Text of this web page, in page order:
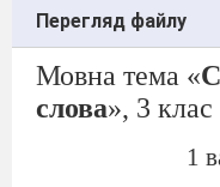
Перегляд файлу
Мовна тема «
слова», 3 клас
1